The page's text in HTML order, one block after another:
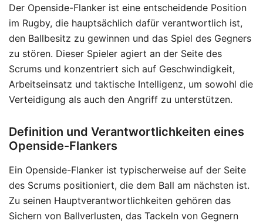
Der Openside-Flanker ist eine entscheidende Position
im Rugby, die hauptsächlich dafür verantwortlich ist,
den Ballbesitz zu gewinnen und das Spiel des Gegners
zu stören. Dieser Spieler agiert an der Seite des
Scrums und konzentriert sich auf Geschwindigkeit,
Arbeitseinsatz und taktische Intelligenz, um sowohl die
Verteidigung als auch den Angriff zu unterstützen.
Definition und Verantwortlichkeiten eines
Openside-Flankers
Ein Openside-Flanker ist typischerweise auf der Seite
des Scrums positioniert, die dem Ball am nächsten ist.
Zu seinen Hauptverantwortlichkeiten gehören das
Sichern von Ballverlusten, das Tackeln von Gegnern